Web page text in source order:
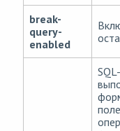
break-
query-
enabled